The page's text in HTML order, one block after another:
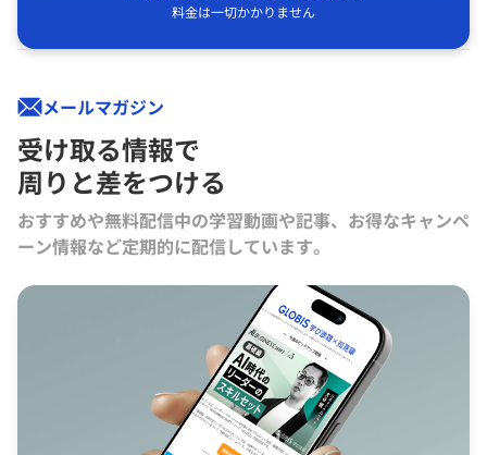
料金は一切かかりません
メールマガジン
受け取る情報で
周りと差をつける
おすすめや無料配信中の学習動画や記事、お得なキャンペ
ーン情報など定期的に配信しています。